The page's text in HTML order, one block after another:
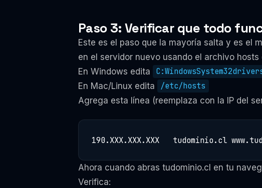
Paso 3: Verificar que todo
Este es el paso que la mayoría salta y es el
en el servidor nuevo usando el archivo
En Windows edita
En Mac/Linux edita /etc/hosts
Agrega esta línea (reemplaza con la IP del
190.XXX.XXX.XXX   tudominio.cl
Ahora cuando abras tudominio.cl en tu
Verifica: